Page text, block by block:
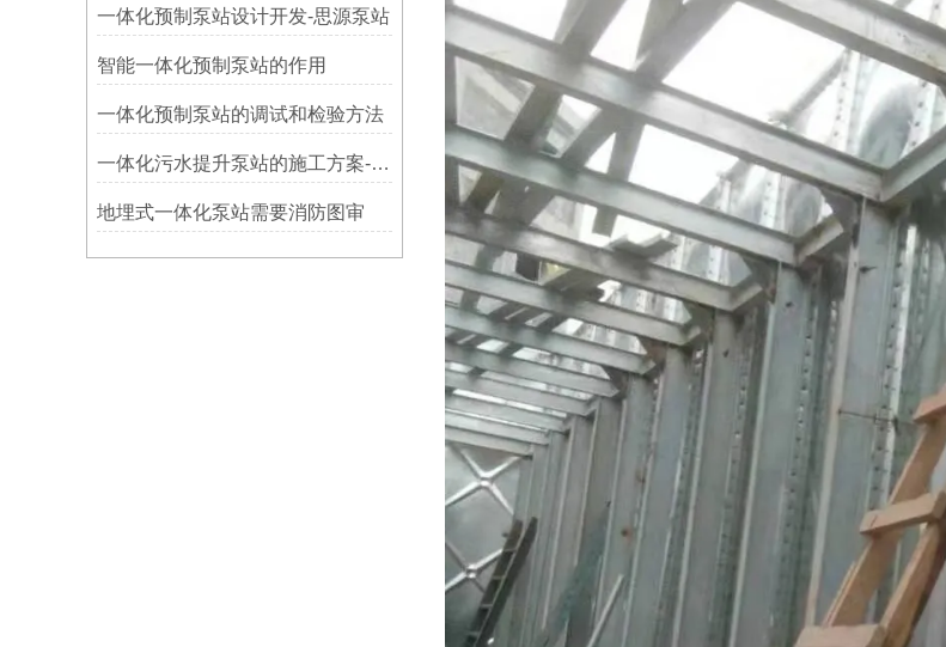
一体化预制泵站设计开发-思源泵站
智能一体化预制泵站的作用
​一体化预制泵站的调试和检验方法
一体化污水提升泵站的施工方案-思源
地埋式一体化泵站需要消防图审